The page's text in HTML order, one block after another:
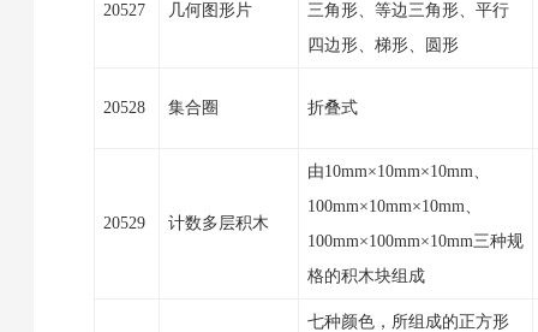
20527 几何图形片
三角形、等边三角形、平行
四边形、梯形、圆形
20528 集合圈 折叠式
20529 计数多层积木
由10mm×10mm×10mm、
100mm×10mm×10mm、
100mm×100mm×10mm三种规
格的积木块组成
七种颜色，所组成的正方形